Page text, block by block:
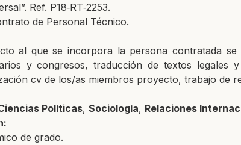
Ref. P18‐RT‐2253.
de Personal Técnico.
al quese incorpora la persona contratada se
y congresos, traducción de textos legales
cv de los/as miembros proyecto, trabajo de
Políticas, Sociología, Relaciones
de grado.